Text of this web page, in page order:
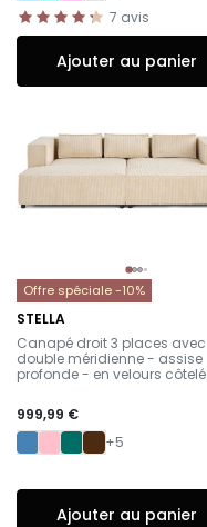
7 avis
Ajouter au panier
Offre spéciale -10%
STELLA
-
Canapé droit 3 places avec
double méridienne - assise
profonde - en velours côtelé
999,99 €
+5
Ajouter au panier